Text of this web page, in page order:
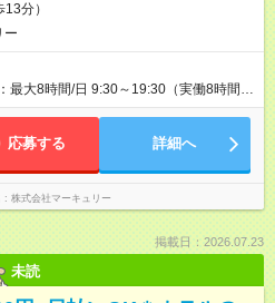
分）
ー
最大8時間/日 9:30～19:30（実働8時間／
■週5日勤務 ■残業ほぼなし ■希望休あり
応募する 詳細へ
株式会社マーキュリー
掲載日：2026.07.23
未読